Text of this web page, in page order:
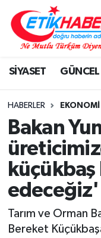
SİYASET GÜNCEL
HABERLER EKONOMİ
Bakan
küçükbaş
edeceğiz'
Tarım ve Orman
Bereket
BİLİM-
DIŞ POLİTİKA
DÜNYA
EĞİTİM
EKONOMİ
KÖŞE YAZILARI
KÜLTÜR-
Nöbetçi
Hava Durumu
İstanbul
Trafik Durumu
Süper Lig
Tüm Manşetler
Son Dakika